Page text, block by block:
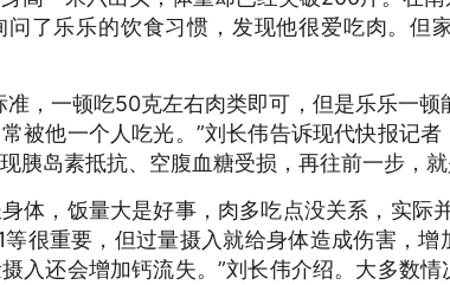
问了乐乐的饮食习惯，发现他很爱吃肉。但
准，一顿吃50克左右肉类即可，但是乐乐一
被他一个人吃光。”刘长伟告诉现代快报记
胰岛素抵抗、空腹血糖受损，再往前一步，就
体，饭量大是好事，肉多吃点没关系，实际
很重要，但过量摄入就给身体造成伤害，
入还会增加钙流失。”刘长伟介绍。大多数